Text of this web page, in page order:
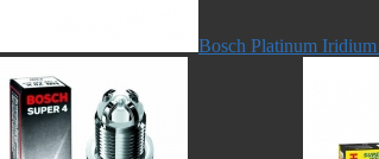
Bosch Platinum Iridium